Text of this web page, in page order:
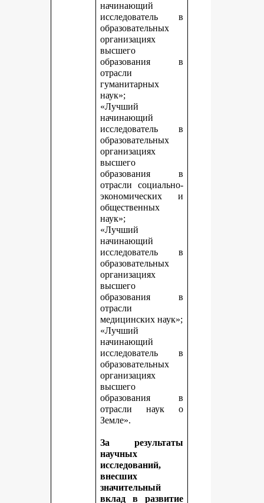
начинающий
исследователь в
образовательных
организациях
высшего
образования в
отрасли
гуманитарных
наук»;
«Лучший
начинающий
исследователь в
образовательных
организациях
высшего
образования в
отрасли социально-
экономических и
общественных
наук»;
«Лучший
начинающий
исследователь в
образовательных
организациях
высшего
образования в
отрасли
медицинских наук»;
«Лучший
начинающий
исследователь в
образовательных
организациях
высшего
образования в
отрасли наук о
Земле».
За результаты
научных
исследований,
внесших
значительный
вклад в развитие